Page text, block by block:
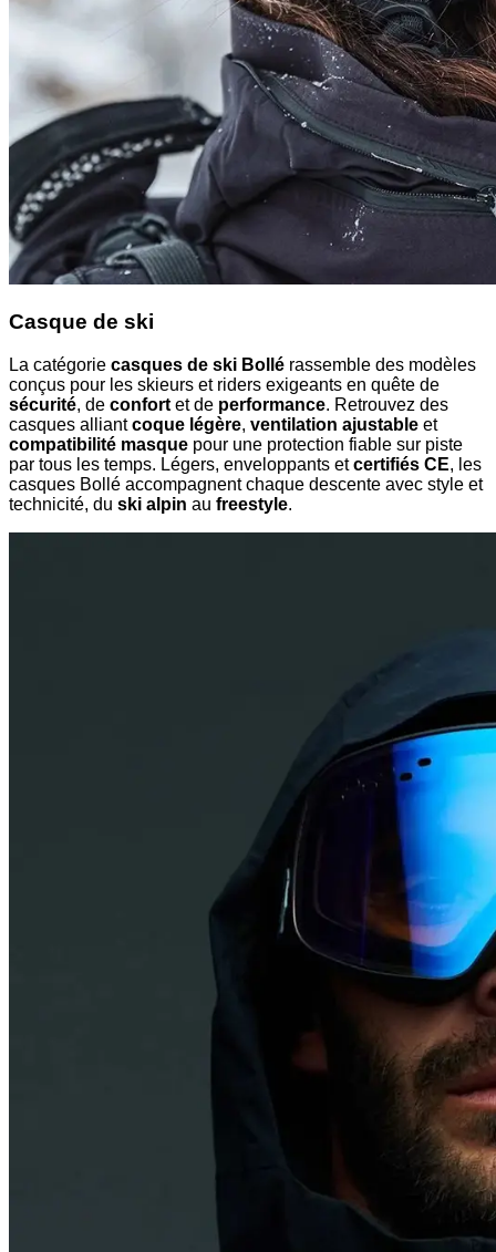
Casque de ski
La catégorie casques de ski Bollé rassemble des modèles
conçus pour les skieurs et riders exigeants en quête de
sécurité, de confort et de performance. Retrouvez des
casques alliantcoque légère, ventilation ajustable et
compatibilité masque pour une protection fiable sur piste
par tous les temps. Légers, enveloppants etcertifiés CE, les
casques Bollé accompagnent chaque descente avec style et
technicité, du ski alpin au freestyle.